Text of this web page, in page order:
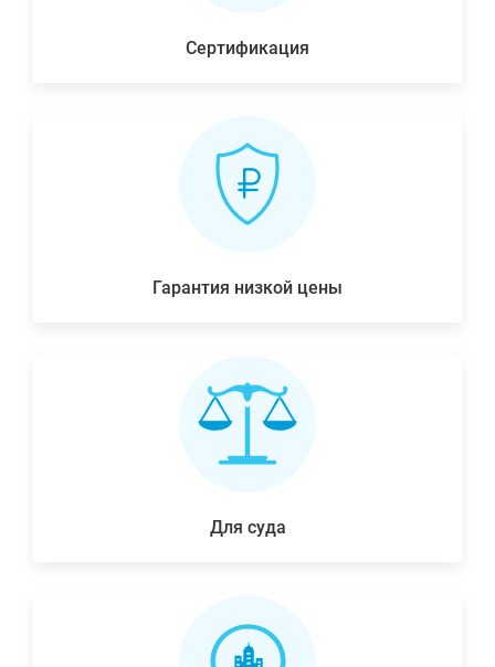
Сертификация
Гарантия низкой цены
Для суда